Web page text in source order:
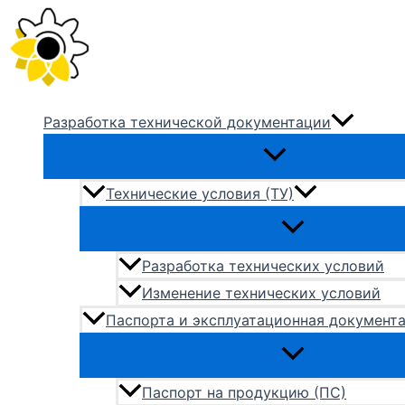
Перейти
к
содержимому
Разработка технической документации
Технические условия (ТУ)
Разработка технических условий
Изменение технических условий
Паспорта и эксплуатационная
Паспорт на продукцию (ПС)